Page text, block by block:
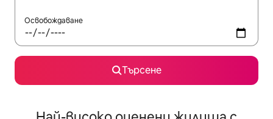
Освобождаване
Търсене